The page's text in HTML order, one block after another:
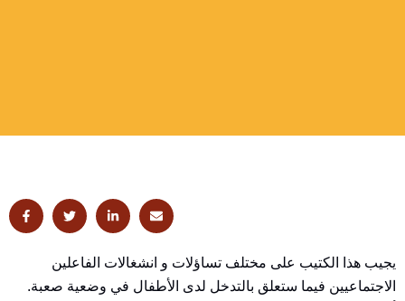
يجيب هذا الكتيب على مختلف تساؤلات و انشغالات الفاعلين
الاجتماعيين فيما ستعلق بالتدخل لدى الأطفال في وضعية صعبة.